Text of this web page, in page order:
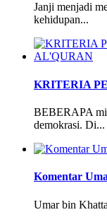
Janji menjadi
kehidupan...
KRITERIA
BEBERAPA
demokrasi. Di...
Komentar
Umar bin